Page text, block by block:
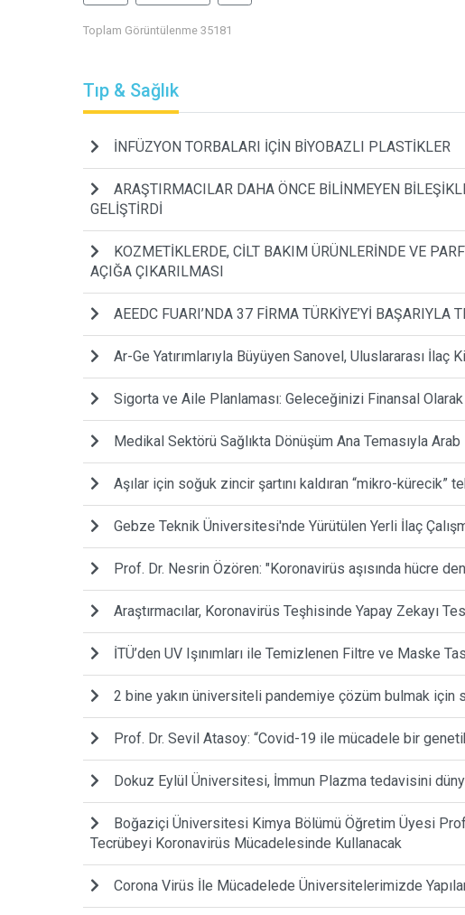
Toplam Görüntülenme 35181
Tıp & Sağlık
İNFÜZYON TORBALARI İÇİN BİYOBAZLI PLASTİKLER
ARAŞTIRMACILAR DAHA ÖNCE BİLİNMEYEN
GELİŞTİRDİ
KOZMETİKLERDE, CİLT BAKIM ÜRÜNLERİNDE VE
AÇIĞA ÇIKARILMASI
AEEDC FUARI’NDA 37 FİRMA TÜRKİYE’Yİ BAŞARIYLA
Ar-Ge Yatırımlarıyla Büyüyen Sanovel, Uluslararası İlaç
Sigorta ve Aile Planlaması: Geleceğinizi Finansal
Medikal Sektörü Sağlıkta Dönüşüm Ana Temasıyla Arab
Aşılar için soğuk zincir şartını kaldıran “mikro-kürecik”
Gebze Teknik Üniversitesi'nde Yürütülen Yerli İlaç
Prof. Dr. Nesrin Özören: "Koronavirüs aşısında hücre
Araştırmacılar, Koronavirüs Teşhisinde Yapay Zekayı
İTÜ’den UV Işınımları ile Temizlenen Filtre ve Maske
2 bine yakın üniversiteli pandemiye çözüm bulmak için
Prof. Dr. Sevil Atasoy: “Covid-19 ile mücadele bir
Dokuz Eylül Üniversitesi, İmmun Plazma tedavisini
Boğaziçi Üniversitesi Kimya Bölümü Öğretim Üyesi
Tecrübeyi Koronavirüs Mücadelesinde Kullanacak
Corona Virüs İle Mücadelede Üniversitelerimizde